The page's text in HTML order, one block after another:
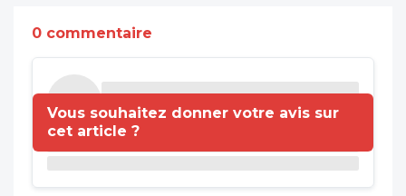
0 commentaire
Vous souhaitez donner votre avis sur
cet article ?